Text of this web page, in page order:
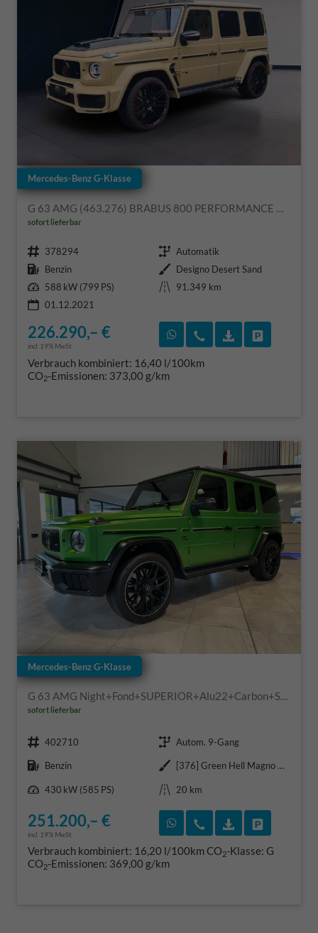
Mercedes-Benz G-Klasse
G 63 AMG (463.276) BRABUS 800 PERFORMANCE AHK StHeiz
sofort lieferbar
Fahrzeugnr. 378294 Getriebe Automatik
Kraftstoff Benzin Außenfarbe Designo Desert Sand
Leistung 588 kW (799 PS) Kilometerstand
91.349 km
01.12.2021
226.290,– €
incl. 19% MwSt.
Rückruf vereinbaren
Wir rufen Sie an
Verbrauch kombiniert: 16,40 l/100km
CO2-Emissionen: 373,00 g/km
Mercedes-Benz G-Klasse
G 63 AMG Night+Fond+SUPERIOR+Alu22+Carbon+Standheiz+Performance+AHK+VOLL
sofort lieferbar
Fahrzeugnr. 402710 Getriebe Autom. 9-Gang
Kraftstoff Benzin Außenfarbe
[376] Green Hell Magno MANUFAKTUR exklusiv
Leistung
430 kW (585 PS) Kilometerstand 20 km
251.200,– €
incl. 19% MwSt.
Rückruf vereinbaren
Wir rufen Sie an
Verbrauch kombiniert: 16,20 l/100kmCO2-Klasse: G
CO2-Emissionen: 369,00 g/km